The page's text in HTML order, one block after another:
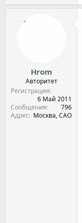
Hrom
Авторитет
Регистрация
6 Май 2011
Сообщения
796
Адрес
Москва, САО